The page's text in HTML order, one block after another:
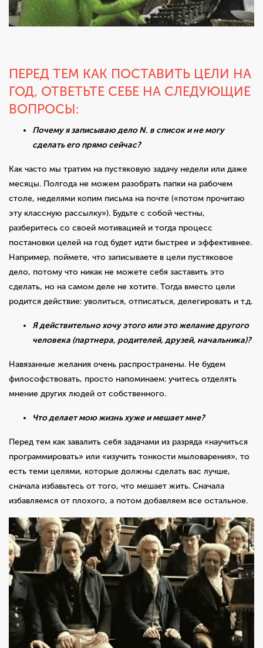
ПЕРЕД ТЕМ КАК ПОСТАВИТЬ ЦЕЛИ НА
ГОД, ОТВЕТЬТЕ СЕБЕ НА СЛЕДУЮЩИЕ
ВОПРОСЫ:
Почему я записываю дело N. в список и не могу
сделать его прямо сейчас?
Как часто мы тратим на пустяковую задачу недели или даже
месяцы. Полгода не можем разобрать папки на рабочем
столе, неделями копим письма на почте («потом прочитаю
эту классную рассылку»). Будьте с собой честны,
разберитесь со своей мотивацией и тогда процесс
постановки целей на год будет идти быстрее и эффективнее.
Например, поймете, что записываете в цели пустяковое
дело, потому что никак не можете себя заставить это
сделать, но на самом деле не хотите. Тогда вместо цели
родится действие: уволиться, отписаться, делегировать и т.д.
Я действительно хочу этого или это желание другого
человека (партнера, родителей, друзей, начальника)?
Навязанные желания очень распространены. Не будем
философствовать, просто напоминаем: учитесь отделять
мнение других людей от собственного.
Что делает мою жизнь хуже и мешает мне?
Перед тем как завалить себя задачами из разряда «научиться
программировать» или «изучить тонкости мыловарения», то
есть теми целями, которые должны сделать вас лучше,
сначала избавьтесь от того, что мешает жить. Сначала
избавляемся от плохого, а потом добавляем все остальное.